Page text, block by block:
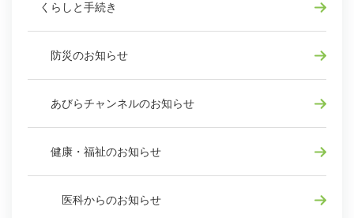
くらしと手続き
防災のお知らせ
あびらチャンネルのお知らせ
健康・福祉のお知らせ
医科からのお知らせ